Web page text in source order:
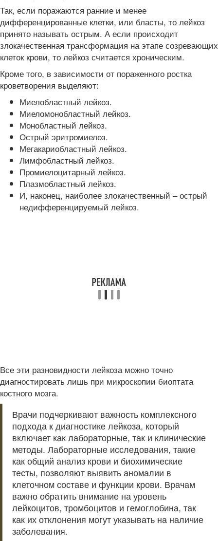
Так, если поражаются ранние и менее
дифференцированные клетки, или бласты, то лейкоз
принято называть острым. А если происходит
злокачественная трансформация на этапе созревающих
клеток крови, то лейкоз считается хроническим.
Кроме того, в зависимости от пораженного ростка
кроветворения выделяют:
Миелобластный лейкоз.
Миеломонобластный лейкоз.
Монобластный лейкоз.
Острый эритромиелоз.
Мегакариобластный лейкоз.
Лимфобластный лейкоз.
Промиелоцитарный лейкоз.
Плазмобластный лейкоз.
И, наконец, наиболее злокачественный – острый
недифференцируемый лейкоз.
Все эти разновидности лейкоза можно точно
диагностировать лишь при микроскопии биоптата
костного мозга.
Врачи подчеркивают важность комплексного
подхода к диагностике лейкоза, который
включает как лабораторные, так и клинические
методы. Лабораторные исследования, такие
как общий анализ крови и биохимические
тесты, позволяют выявить аномалии в
клеточном составе и функции крови. Врачам
важно обратить внимание на уровень
лейкоцитов, тромбоцитов и гемоглобина, так
как их отклонения могут указывать на наличие
заболевания.